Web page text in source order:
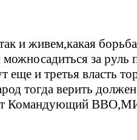
и живем,какая
за руль
еще и третья власть
тогда верить
Командующий